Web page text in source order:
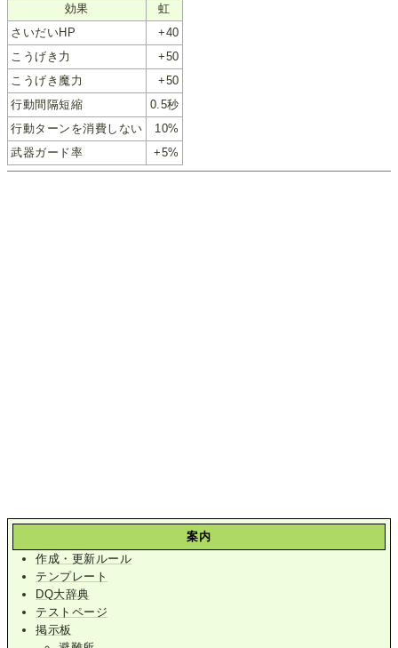
効果
虹
さいだいHP
+40
こうげき力
+50
こうげき魔力
+50
行動間隔短縮
0.5秒
行動ターンを消費しない
10%
武器ガード率
+5%
案内
作成・更新ルール
テンプレート
DQ大辞典
テストページ
掲示板